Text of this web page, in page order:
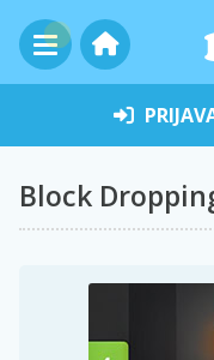
Block